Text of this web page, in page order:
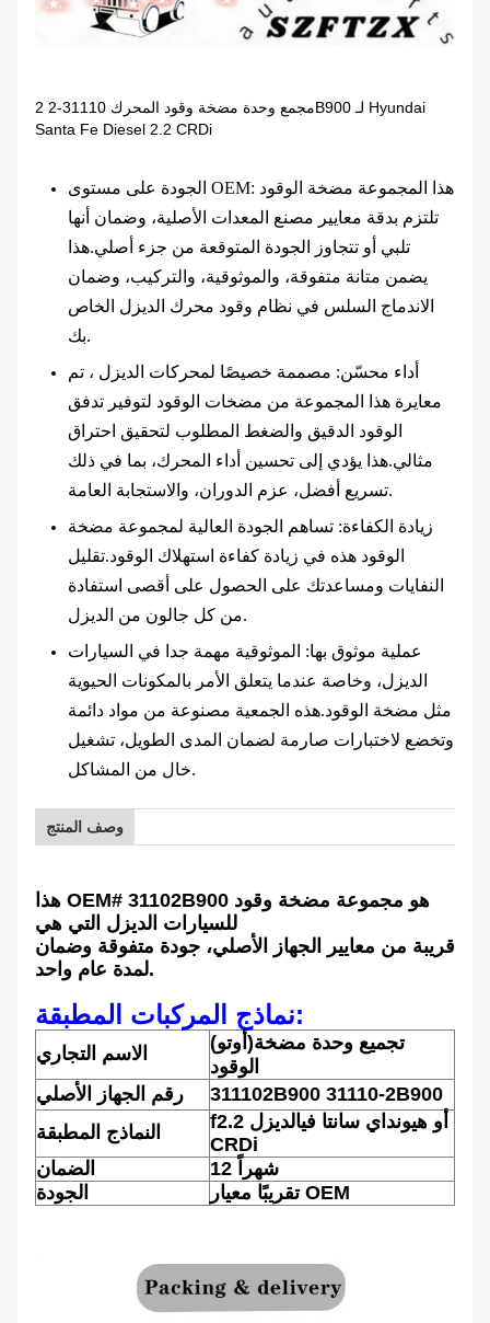
2 مجمع وحدة مضخة وقود المحرك 31110-2B900 لـ Hyundai
Santa Fe Diesel 2.2 CRDi
الجودة على مستوى OEM: هذا المجموعة مضخة الوقود
تلتزم بدقة معايير مصنع المعدات الأصلية، وضمان أنها
تلبي أو تتجاوز الجودة المتوقعة من جزء أصلي.هذا
يضمن متانة متفوقة، والموثوقية، والتركيب، وضمان
الاندماج السلس في نظام وقود محرك الديزل الخاص
بك.
أداء محسّن: مصممة خصيصًا لمحركات الديزل ، تم
معايرة هذا المجموعة من مضخات الوقود لتوفير تدفق
الوقود الدقيق والضغط المطلوب لتحقيق احتراق
مثالي.هذا يؤدي إلى تحسين أداء المحرك، بما في ذلك
تسريع أفضل، عزم الدوران، والاستجابة العامة.
زيادة الكفاءة: تساهم الجودة العالية لمجموعة مضخة
الوقود هذه في زيادة كفاءة استهلاك الوقود.تقليل
النفايات ومساعدتك على الحصول على أقصى استفادة
من كل جالون من الديزل.
عملية موثوق بها: الموثوقية مهمة جدا في السيارات
الديزل، وخاصة عندما يتعلق الأمر بالمكونات الحيوية
مثل مضخة الوقود.هذه الجمعية مصنوعة من مواد دائمة
وتخضع لاختبارات صارمة لضمان المدى الطويل، تشغيل
خال من المشاكل.
وصف المنتج
هذا OEM# 31102B900 هو مجموعة مضخة وقود
للسيارات الديزل التي هي
قريبة من معايير الجهاز الأصلي، جودة متفوقة وضمان
لمدة عام واحد.
نماذج المركبات المطبقة:
الاسم التجاري (أوتو)تجميع وحدة مضخة
الوقود
رقم الجهاز الأصلي
311102B900 31110-2B900
النماذج المطبقة
f أو هيونداي سانتا فيالديزل 2.2
CRDi
الضمان
12 شهراً
الجودة
تقريبًا معيار OEM